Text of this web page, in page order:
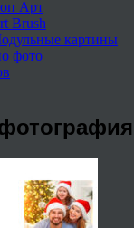
Арт
Brush
картины
фото